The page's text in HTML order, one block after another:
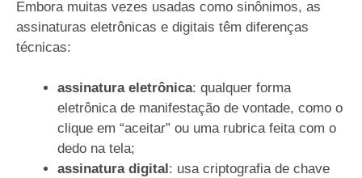
Embora muitas vezes usadas como sinônimos, as
assinaturas eletrônicas e digitais têm diferenças
técnicas:
assinatura eletrônica: qualquer forma
eletrônica de manifestação de vontade, como o
clique em “aceitar” ou uma rubrica feita com o
dedo na tela;
assinatura digital : usa criptografia de chave